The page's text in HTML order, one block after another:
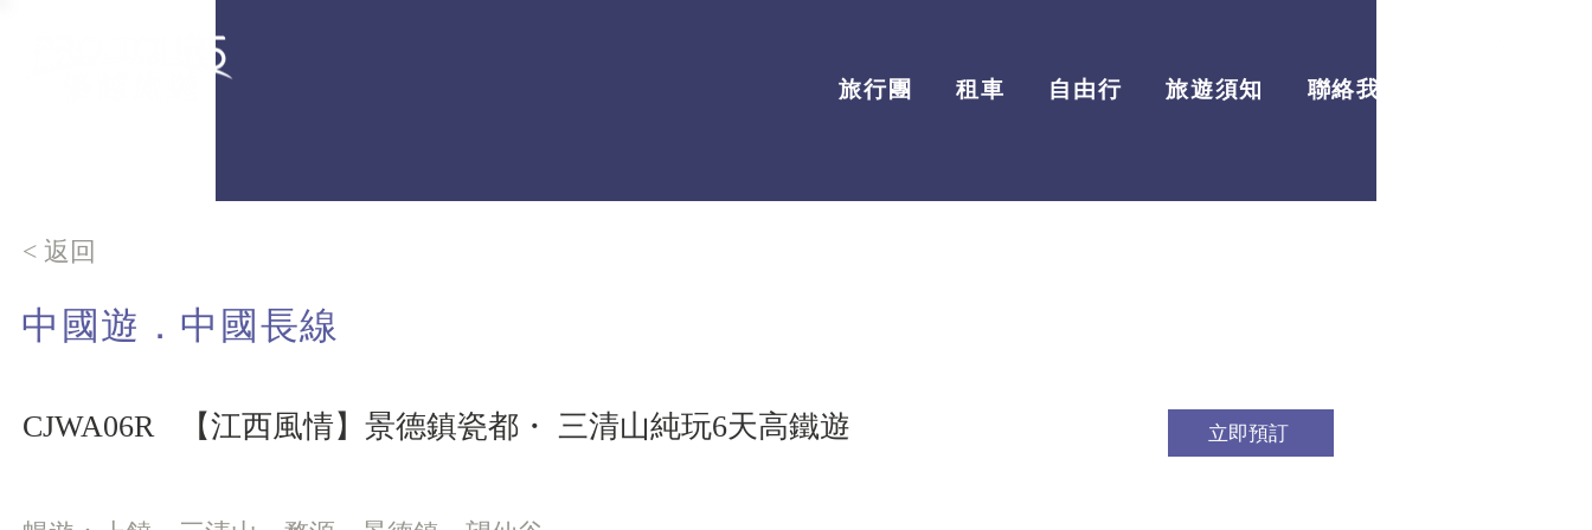
旅行團 租車 自由行 旅遊須知 聯絡我們
< 返回
中國遊．中國長線
CJWA06R 立即預訂
【江西風情】景德鎮瓷都・ 三清山純玩6天高鐵遊